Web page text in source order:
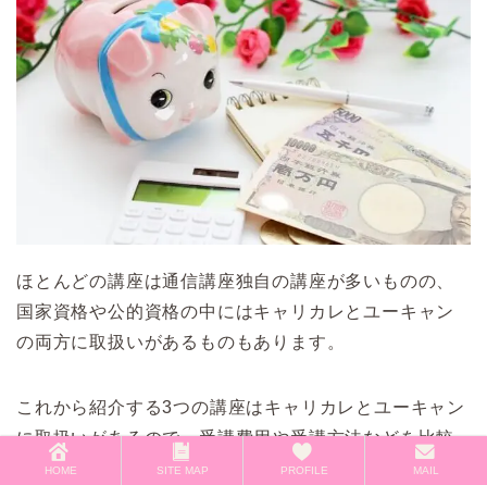
ほとんどの講座は通信講座独自の講座が多いものの、
国家資格や公的資格の中にはキャリカレとユーキャン
の両方に取扱いがあるものもあります。
これから紹介する3つの講座はキャリカレとユーキャン
に取扱いがあるので、受講費用や受講方法などを比較
していきます。
HOME SITE MAP PROFILE MAIL